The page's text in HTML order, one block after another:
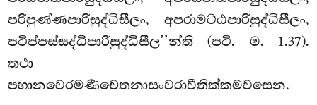
පරිපුණ්ණපාරිසුද්ධිසීලං, අපරාමට්ඨපාරිසුද්ධිසීලං,
පටිප්පස්සද්ධිපාරිසුද්ධිසීල’’න්ති (පටි. ම. 1.37).
තථා
පහානවෙරමණීචෙතනාසංවරාවීතික්කමවසෙන.